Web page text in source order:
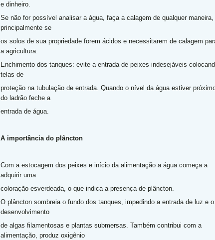
e dinheiro.
Se não for possível analisar a água, faça a calagem de qualquer maneira,
principalmente se
os solos de sua propriedade forem ácidos e necessitarem de calagem
a agricultura.
Enchimento dos tanques: evite a entrada de peixes indesejáveis
telas de
proteção na tubulação de entrada. Quando o nível da água estiver
do ladrão feche a
entrada de água.
A importância do plâncton
Com a estocagem dos peixes e início da alimentação a água começa a
adquirir uma
coloração esverdeada, o que indica a presença de plâncton.
O plâncton sombreia o fundo dos tanques, impedindo a entrada de luz e o
desenvolvimento
de algas filamentosas e plantas submersas. Também contribui com a
alimentação, produz oxigênio